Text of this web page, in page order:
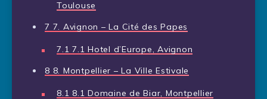
Toulouse
7 7. Avignon – La Cité des Papes
7.1 7.1 Hotel d’Europe, Avignon
8 8. Montpellier – La Ville Estivale
8.1 8.1 Domaine de Biar, Montpellier